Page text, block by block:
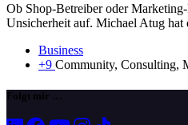
Ob Shop-Betreiber oder
Unsicherheit auf. Michael Atug
Business
+9 Community, Consulting,
Folgt mir …